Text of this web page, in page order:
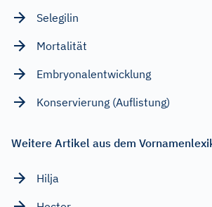
Selegilin
Mortalität
Embryonalentwicklung
Konservierung (Auflistung)
Weitere Artikel aus dem
Hilja